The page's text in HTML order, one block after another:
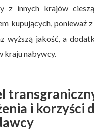
z innych krajów
kupujących, ponieważ
wyższą jakość, a
kraju nabywcy.
i korzyści